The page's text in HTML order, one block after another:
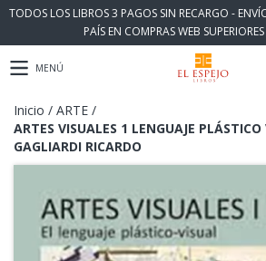
TODOS LOS LIBROS 3 PAGOS SIN RECARGO -
PAÍS EN COMPRAS WEB
MENÚ
Inicio / ARTE /
ARTES VISUALES 1 LENGUAJE
GAGLIARDI RICARDO